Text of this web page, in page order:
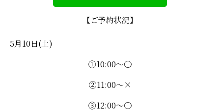
【ご予約状況】
5月10日(土)
①10:00～〇
②11:00～×
③12:00～〇